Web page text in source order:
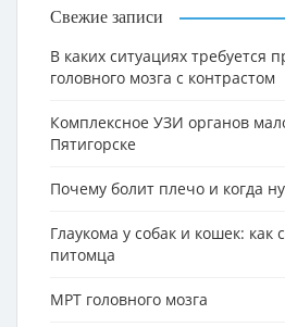
Свежие записи
В каких ситуациях требуется
головного мозга с контрастом
Комплексное УЗИ органов
Пятигорске
Почему болит плечо и когда
Глаукома у собак и кошек: как
питомца
МРТ головного мозга